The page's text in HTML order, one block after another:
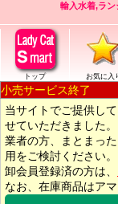
輸入水着,ラン
トップ お気に入
小売サービス終了
当サイトでご提供し
せていただきました。
業者の方、まとまっ
用をご検討ください。
卸会員登録済の方は、
なお、在庫商品はア